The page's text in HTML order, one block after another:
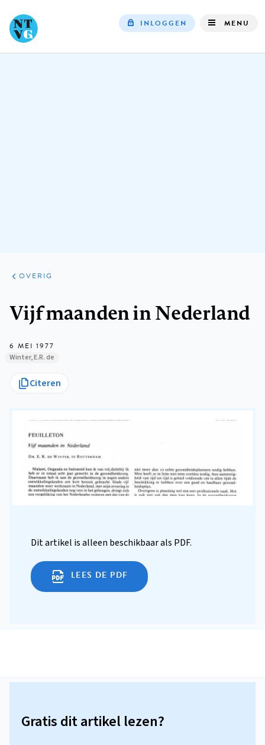
INLOGGEN MENU
ARTIKELEN
OVERIG
OVERIG
Vijf maanden in Nederland
6 MEI 1977
Winter, E.R. de
Citeren
Dit artikel is alleen beschikbaar als PDF.
LEES DE PDF
Gratis dit artikel lezen?